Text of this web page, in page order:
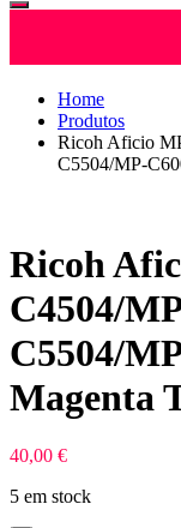
Home
Produtos
Ricoh Aficio
C5504/MP-
Ricoh
C4504/
C5504/
Magenta
40,00 €
5 em stock